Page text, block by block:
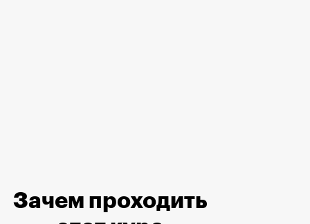
Зачем проходить